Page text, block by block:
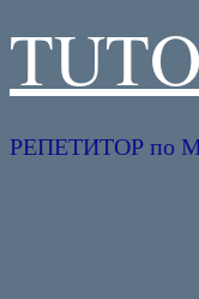
РЕПЕТИТОР по